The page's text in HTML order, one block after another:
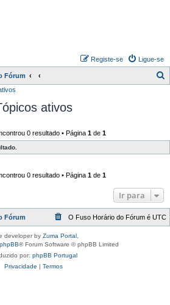
Ligue-se
Registe-se
Fórum
ativos
0 resultado • Página 1 de 1
0 resultado • Página 1 de 1
Ir para
Fórum O Fuso Horário do Fórum é UTC
developer by Zuma Portal
phpBB® Forum Software © phpBB Limited
por: phpBB Portugal
Privacidade | Termos